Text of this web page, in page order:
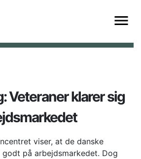
Veteraner klarer sig
viser, at de danske
på arbejdsmarkedet. Dog